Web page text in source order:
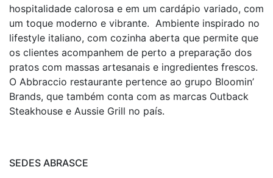
hospitalidade calorosa e em um cardápio variado, com
um toque moderno e vibrante. Ambiente inspirado no
lifestyle italiano, com cozinha aberta que permite que
os clientes acompanhem de perto a preparação dos
pratos com massas artesanais e ingredientes frescos.
O Abbraccio restaurante pertence ao grupo Bloomin’
Brands, que também conta com as marcas Outback
Steakhouse e Aussie Grill no país.
SEDES ABRASCE